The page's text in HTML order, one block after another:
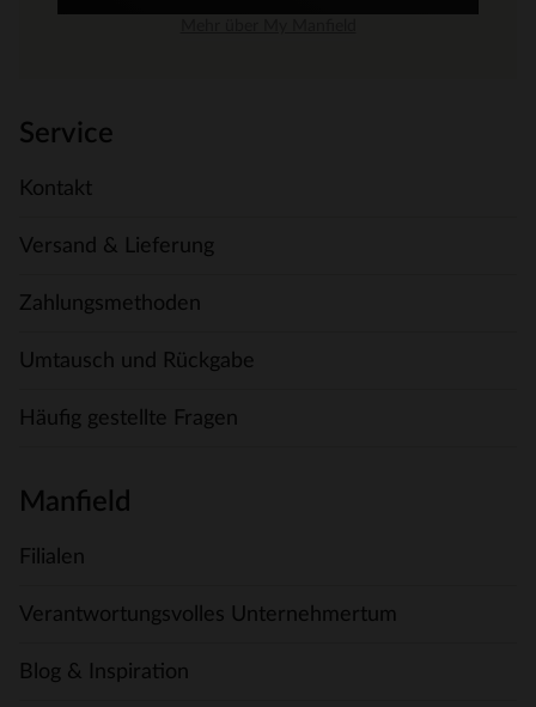
Service
Kontakt
Versand & Lieferung
Zahlungsmethoden
Umtausch und Rückgabe
Häufig gestellte Fragen
Manfield
Filialen
Verantwortungsvolles Unternehmertum
Blog & Inspiration